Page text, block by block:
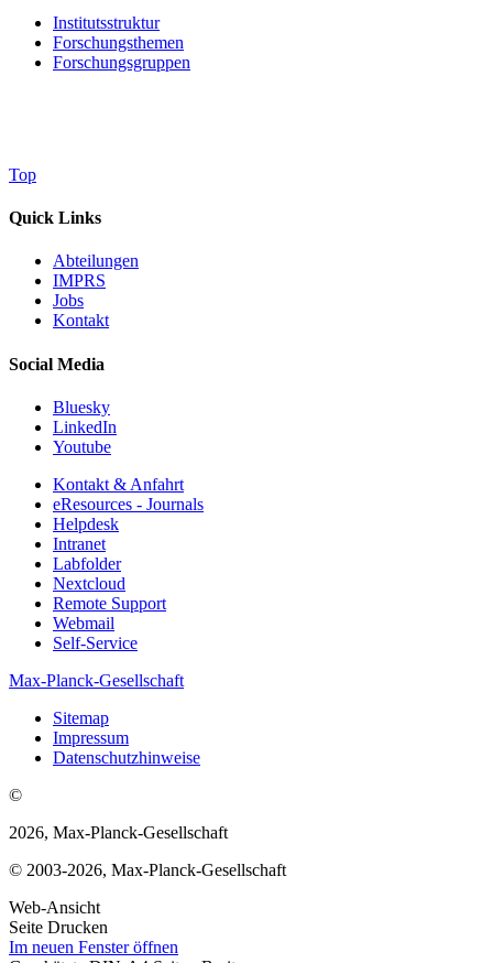
Institutsstruktur
Forschungsthemen
Forschungsgruppen
Top
Quick Links
Abteilungen
IMPRS
Jobs
Kontakt
Social Media
Bluesky
LinkedIn
Youtube
Kontakt & Anfahrt
eResources - Journals
Helpdesk
Intranet
Labfolder
Nextcloud
Remote Support
Webmail
Self-Service
Max-Planck-Gesellschaft
Sitemap
Impressum
Datenschutzhinweise
©
2026, Max-Planck-Gesellschaft
© 2003-2026, Max-Planck-Gesellschaft
Web-Ansicht
Seite Drucken
Im neuen Fenster öffnen